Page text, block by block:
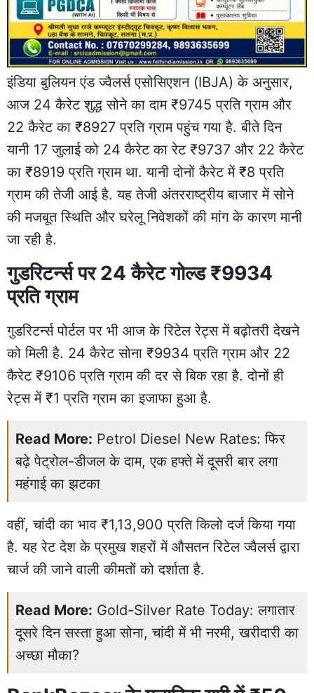
इंडिया बुलियन एंड ज्वैलर्स एसोसिएशन (IBJA) के अनुसार,
आज 24 कैरेट शुद्ध सोने का दाम ₹9745 प्रति ग्राम और
22 कैरेट का ₹8927 प्रति ग्राम पहुंच गया है. बीते दिन
यानी 17 जुलाई को 24 कैरेट का रेट ₹9737 और 22 कैरेट
का ₹8919 प्रति ग्राम था. यानी दोनों कैरेट में ₹8 प्रति
ग्राम की तेजी आई है. यह तेजी अंतरराष्ट्रीय बाजार में सोने
की मजबूत स्थिति और घरेलू निवेशकों की मांग के कारण मानी
जा रही है.
गुडरिटर्न्स पर 24 कैरेट गोल्ड ₹9934
प्रति ग्राम
गुडरिटर्न्स पोर्टल पर भी आज के रिटेल रेट्स में बढ़ोतरी देखने
को मिली है. 24 कैरेट सोना ₹9934 प्रति ग्राम और 22
कैरेट ₹9106 प्रति ग्राम की दर से बिक रहा है. दोनों ही
रेट्स में ₹1 प्रति ग्राम का इजाफा हुआ है.
Read More: Petrol Diesel New Rates: फिर
बढ़े पेट्रोल-डीजल के दाम, एक हफ्ते में दूसरी बार लगा
महंगाई का झटका
वहीं, चांदी का भाव ₹1,13,900 प्रति किलो दर्ज किया गया
है. यह रेट देश के प्रमुख शहरों में औसतन रिटेल ज्वैलर्स द्वारा
चार्ज की जाने वाली कीमतों को दर्शाता है.
Read More: Gold-Silver Rate Today: लगातार
दूसरे दिन सस्ता हुआ सोना, चांदी में भी नरमी, खरीदारी का
अच्छा मौका?